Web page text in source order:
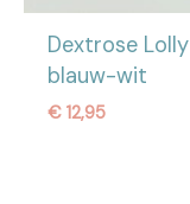
Dextrose Lolly
blauw-wit
€12,95